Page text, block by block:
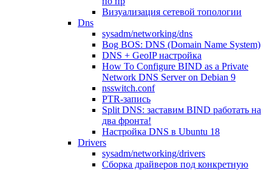
Визуализация сетевой топологии
Dns
sysadm/networking/dns
Bog BOS: DNS (Domain Name System)
DNS + GeoIP настройка
How To Configure BIND as a Private
Network DNS Server on Debian 9
nsswitch.conf
PTR-запись
Split DNS: заставим BIND работать на
два фронта!
Настройка DNS в Ubuntu 18
Drivers
sysadm/networking/drivers
Сборка драйверов под конкретную